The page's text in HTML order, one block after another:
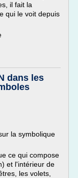
il fait la
qui le voit depuis
dans les
la symbolique
ce qui compose
et l'intérieur de
les volets,